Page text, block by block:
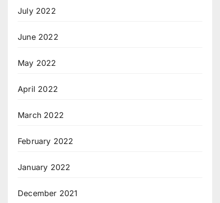
July 2022
June 2022
May 2022
April 2022
March 2022
February 2022
January 2022
December 2021